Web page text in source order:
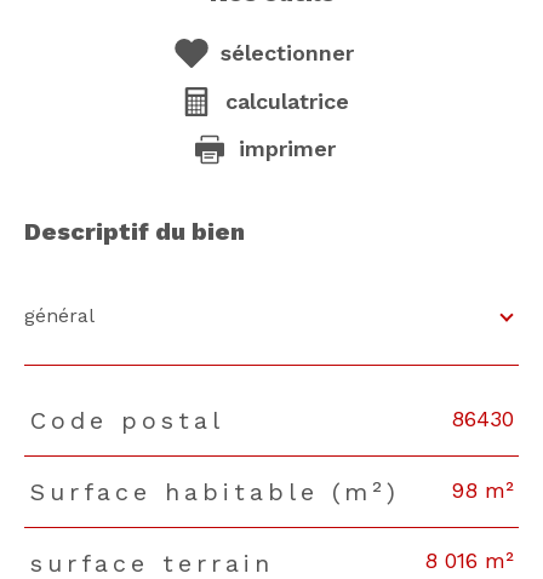
sélectionner
calculatrice
imprimer
descriptif du bien
général
TRAD_PAMPERO_Caracteristique Valeurs
Code postal 86430
Surface habitable (m²) 98 m²
surface terrain 8 016 m²